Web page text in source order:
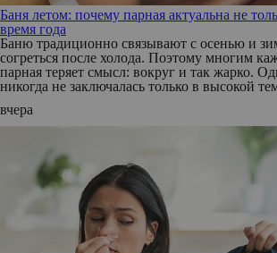
Баня летом: почему парная актуальна не
время года
Баню традиционно связывают с осенью и
согреться после холода. Поэтому многим
парная теряет смысл: вокруг и так жарко.
никогда не заключалась только в высокой
вчера